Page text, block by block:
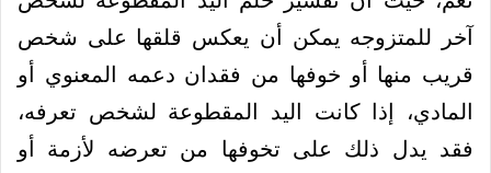
آخر للمتزوجه يمكن أن يعكس قلقها على شخص
قريب منها أو خوفها من فقدان دعمه المعنوي أو
المادي، إذا كانت اليد المقطوعة لشخص تعرفه،
فقد يدل ذلك على تخوفها من تعرضه لأزمة أو